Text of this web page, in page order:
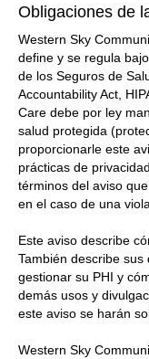
Obligaciones de
Western Sky
define y se regula
de los Seguros de
Accountability Act,
Care debe por ley
salud protegida
proporcionarle este
prácticas de
términos del aviso
en el caso de una
Este aviso describe
También describe
gestionar su PHI y
demás usos y
este aviso se harán
Western Sky